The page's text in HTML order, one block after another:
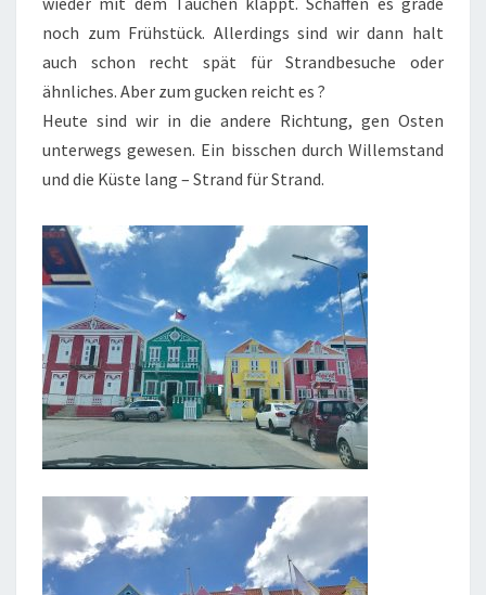
noch zum Frühstück. Allerdings sind wir dann halt
auch schon recht spät für Strandbesuche oder
ähnliches. Aber zum gucken reicht es ?
Heute sind wir in die andere Richtung, gen Osten
unterwegs gewesen. Ein bisschen durch Willemstand
und die Küste lang – Strand für Strand.